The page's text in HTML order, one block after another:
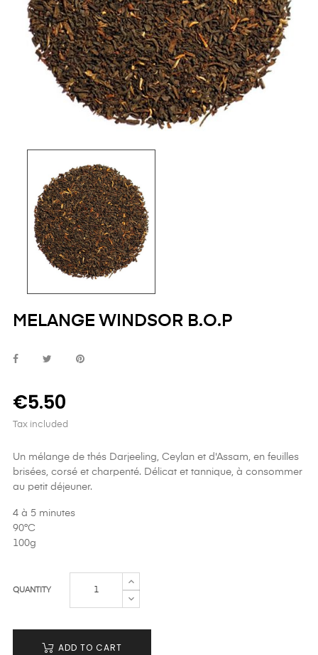
MELANGE WINDSOR B.O.P
€5.50
Tax included
Un mélange de thés Darjeeling, Ceylan et d'Assam, en feuilles
brisées, corsé et charpenté. Délicat et tannique, à consommer
au petit déjeuner.
4 à 5 minutes
90°C
100g
QUANTITY
ADD TO CART